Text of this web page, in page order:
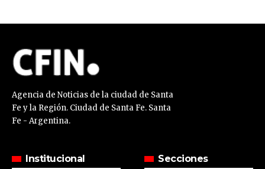
Agencia de Noticias de la ciudad de Santa
Fe y la Región. Ciudad de Santa Fe. Santa
Fe - Argentina.
Institucional Secciones